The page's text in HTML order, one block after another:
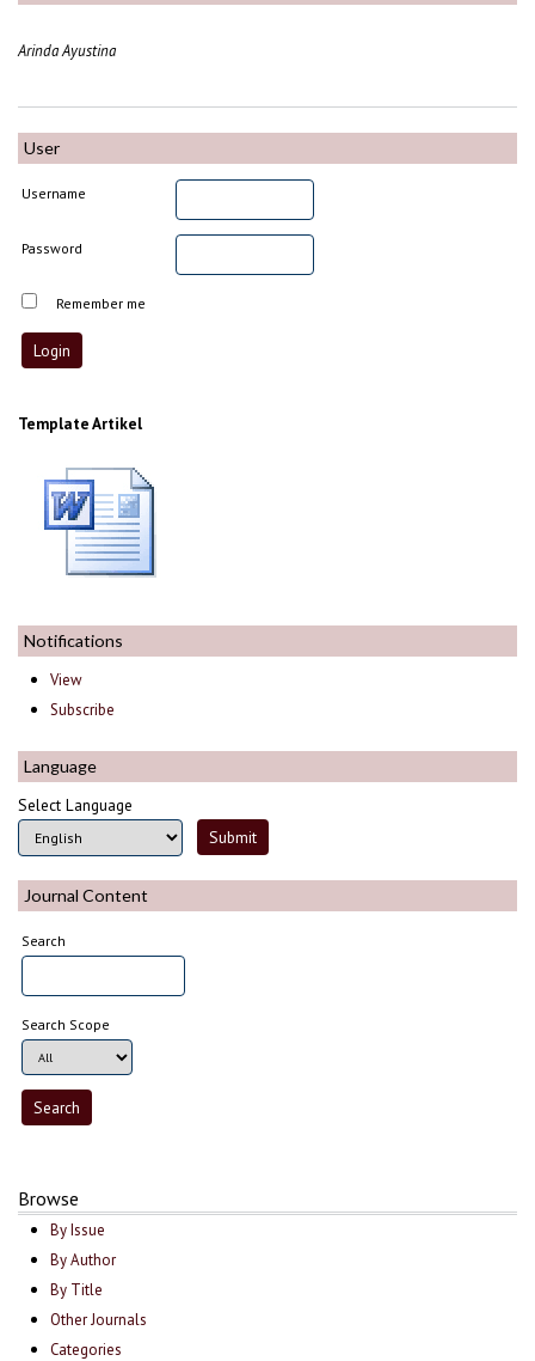
Arinda Ayustina
User
Username
Password
Remember me
Template Artikel
Notifications
View
Subscribe
Language
Select Language
Journal Content
Search
Search Scope
Browse
By Issue
By Author
By Title
Other Journals
Categories